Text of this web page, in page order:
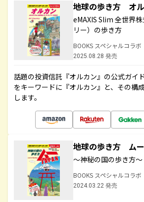
地球の歩き方 オ
eMAXIS Slim 全世界
リー）の歩き方
BOOKS スペシャルコラボ
2025.08.28 発売
話題の投資信託『オルカン』の公式ガイ
をキーワードに『オルカン』と、その構
します。
地球の歩き方 ム
～神秘の国の歩き方～
BOOKS スペシャルコラボ
2024.03.22 発売